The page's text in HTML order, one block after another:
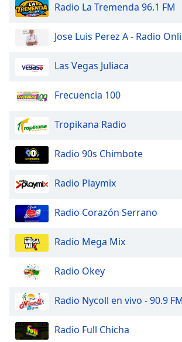
Radio La Tremenda 96.1 FM
Jose Luis Perez A - Radio
Las Vegas Juliaca
Frecuencia 100
Tropikana Radio
Radio 90s Chimbote
Radio Playmix
Radio Corazón Serrano
Radio Mega Mix
Radio Okey
Radio Nycoll en vivo - 90.9 FM
Radio Full Chicha